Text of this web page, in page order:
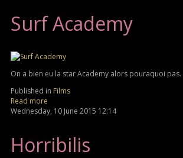
Surf Academy
On a bien eu la star Academy alors pouraquoi pas.
Published in Films
Read more
Wednesday, 10 June 2015 12:14
Horribilis